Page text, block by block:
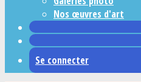
Nos œuvres d'art
Se connecter